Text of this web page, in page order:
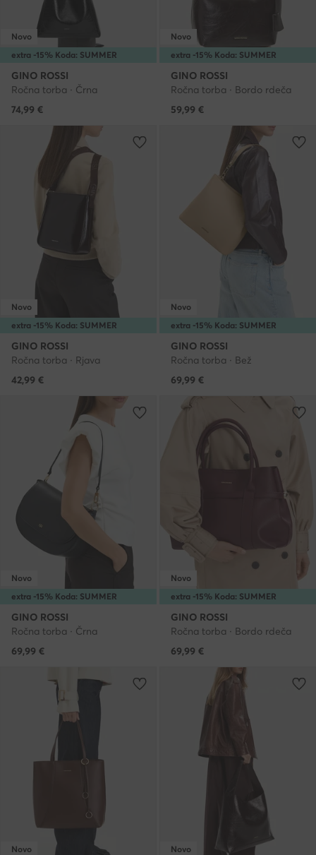
extra -15% Koda: SUMMER
Novo
GINO ROSSI
Ročna torba · Črna
74,99 €
extra -15% Koda: SUMMER
Novo
GINO ROSSI
Ročna torba · Bordo rdeča
59,99 €
extra -15% Koda: SUMMER
Novo
GINO ROSSI
Ročna torba · Rjava
42,99 €
extra -15% Koda: SUMMER
Novo
GINO ROSSI
Ročna torba · Bež
69,99 €
extra -15% Koda: SUMMER
Novo
GINO ROSSI
Ročna torba · Črna
69,99 €
extra -15% Koda: SUMMER
Novo
GINO ROSSI
Ročna torba · Bordo rdeča
69,99 €
Novo Novo